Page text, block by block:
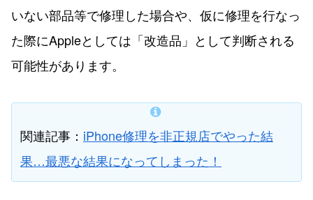
いない部品等で修理した場合や、仮に修理を行なっ
た際にAppleとしては「改造品」として判断される
可能性があります。
関連記事： iPhone修理を非正規店でやった結
果…最悪な結果になってしまった！